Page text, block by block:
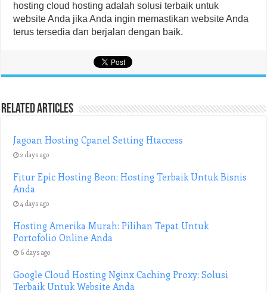
hosting cloud hosting adalah solusi terbaik untuk
website Anda jika Anda ingin memastikan website Anda
terus tersedia dan berjalan dengan baik.
Related Articles
Jagoan Hosting Cpanel Setting Htaccess
2 days ago
Fitur Epic Hosting Beon: Hosting Terbaik Untuk Bisnis
Anda
4 days ago
Hosting Amerika Murah: Pilihan Tepat Untuk
Portofolio Online Anda
6 days ago
Google Cloud Hosting Nginx Caching Proxy: Solusi
Terbaik Untuk Website Anda